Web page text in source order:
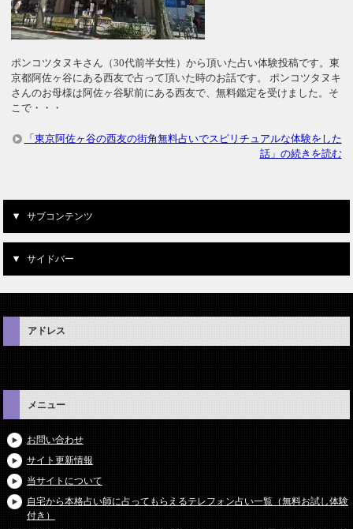
ポンコツタヌキさん（30代前半女性）から頂いた占い体験投稿です。東
京都阿佐ヶ谷にある西友で占って頂いた時のお話です。 ポンコツタヌキ
さんのお母様は阿佐ヶ谷駅前にある西友で、無料鑑定を受けました。そ
こで・・・
「東京阿佐ヶ谷の西友の街角無料占いでスピリチュアルな体験をした
話」の続きを読む
サブコンテンツ
サイドバー
アドレス
メニュー
お問い合わせ
サイト更新情報
当サイトについて
自宅から本格占い師に占ってもらえるテレフォン占い一覧（無料お試し体験
付き）